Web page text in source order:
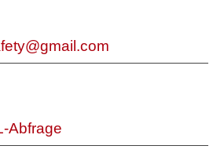
Abfrage